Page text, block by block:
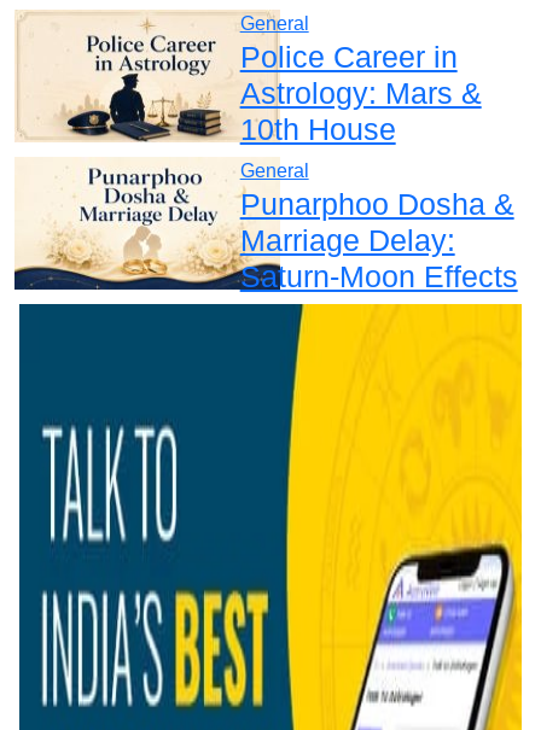
General
Police Career in
Astrology: Mars &
10th House
General
Punarphoo Dosha &
Marriage Delay:
Saturn-Moon Effects